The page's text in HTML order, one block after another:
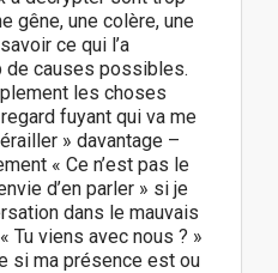
gêne, une colère, une
ce qui l’a
de causes possibles.
les choses
regard fuyant qui va me
» davantage –
« Ce n’est pas le
d’en parler » si je
dans le mauvais
Tu viens avec nous ? »
si ma présence est ou